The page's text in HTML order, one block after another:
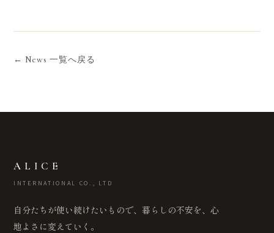
← News 一覧へ戻る
ALICE
INTERNATIONAL CO., LTD
自分たちが使い続けたいもので、暮らしの不安を、心
地よさに変えていく。